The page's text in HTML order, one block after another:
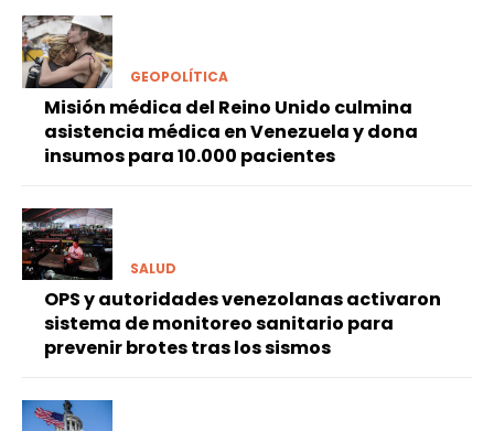
GEOPOLÍTICA
Misión médica del Reino Unido culmina
asistencia médica en Venezuela y dona
insumos para 10.000 pacientes
SALUD
OPS y autoridades venezolanas activaron
sistema de monitoreo sanitario para
prevenir brotes tras los sismos